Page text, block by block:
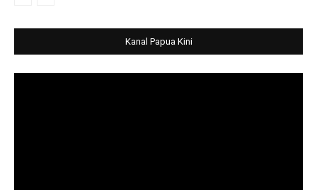
Kanal Papua Kini